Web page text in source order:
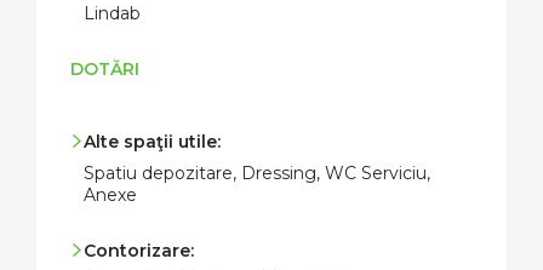
Lindab
DOTĂRI
Alte spaţii utile:
Spatiu depozitare, Dressing, WC Serviciu,
Anexe
Contorizare: